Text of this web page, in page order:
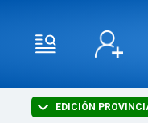
EDICIÓN